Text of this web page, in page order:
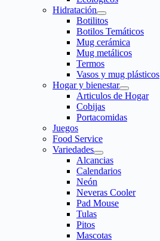
Hidratación
Botilitos
Botilos Temáticos
Mug cerámica
Mug metálicos
Termos
Vasos y mug plásticos
Hogar y bienestar
Articulos de Hogar
Cobijas
Portacomidas
Juegos
Food Service
Variedades
Alcancias
Calendarios
Neón
Neveras Cooler
Pad Mouse
Tulas
Pitos
Mascotas